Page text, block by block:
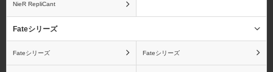
NieR RepliCant
Fateシリーズ
Fateシリーズ Fateシリーズ